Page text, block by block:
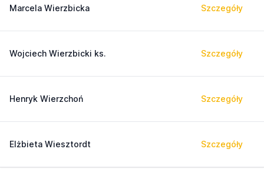
Marcela Wierzbicka Szczegóły
Wojciech Wierzbicki ks. Szczegóły
Henryk Wierzchoń Szczegóły
Elżbieta Wiesztordt Szczegóły